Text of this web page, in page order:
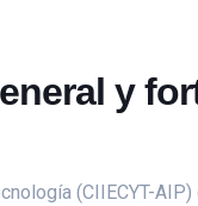
y
(CIIECYT-